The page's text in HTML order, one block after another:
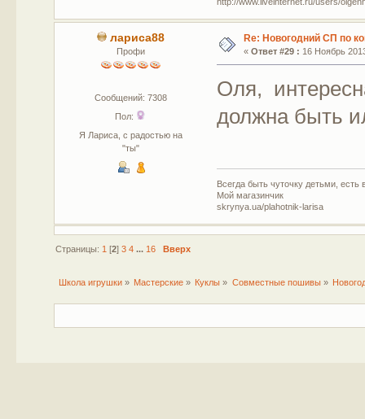
лариса88
Профи
Сообщений: 7308
Пол:
Я Лариса, с радостью на
"ты"
Re: Новогодний СП по
« Ответ #29 : 16 Ноябрь
Оля,
должна быть
Всегда быть чуточку детьми,
Мой магазинчик
skrynya.ua/plahotnik-larisa
Страницы: 1 [2] 3 4 ... 16 Вверх
Школа игрушки» Мастерские » Куклы » Совместные пошивы»